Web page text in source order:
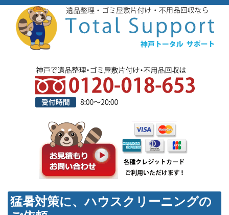
猛暑対策に、ハウスクリーニングの